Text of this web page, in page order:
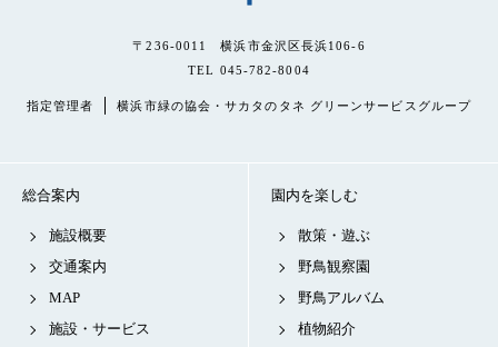
〒236-0011 横浜市金沢区長浜106-6
TEL 045-782-8004
指定管理者 横浜市緑の協会・サカタのタネ グリーンサービスグループ
総合案内
施設概要
交通案内
MAP
施設・サービス
園内を楽しむ
散策・遊ぶ
野鳥観察園
野鳥アルバム
植物紹介